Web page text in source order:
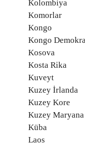
Kolombiya
Komorlar
Kongo
Kongo
Kosova
Kosta Rika
Kuveyt
Kuzey İrlanda
Kuzey Kore
Kuzey Maryana
Küba
Laos